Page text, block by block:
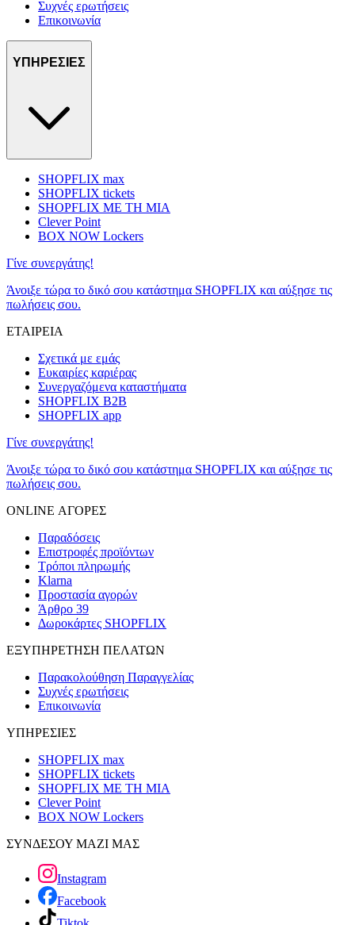
Συχνές ερωτήσεις
Επικοινωνία
ΥΠΗΡΕΣΙΕΣ
SHOPFLIX max
SHOPFLIX tickets
SHOPFLIX ΜΕ ΤΗ ΜΙΑ
Clever Point
BOX NOW Lockers
Γίνε συνεργάτης!
Άνοιξε τώρα το δικό σου κατάστημα SHOPFLIX και αύξησε τις
πωλήσεις σου.
ΕΤΑΙΡΕΙΑ
Σχετικά με εμάς
Ευκαιρίες καριέρας
Συνεργαζόμενα καταστήματα
SHOPFLIX B2B
SHOPFLIX app
Γίνε συνεργάτης!
Άνοιξε τώρα το δικό σου κατάστημα SHOPFLIX και αύξησε τις
πωλήσεις σου.
ONLINE ΑΓΟΡΕΣ
Παραδόσεις
Επιστροφές προϊόντων
Τρόποι πληρωμής
Klarna
Προστασία αγορών
Άρθρο 39
Δωροκάρτες SHOPFLIX
ΕΞΥΠΗΡΕΤΗΣΗ ΠΕΛΑΤΩΝ
Παρακολούθηση Παραγγελίας
Συχνές ερωτήσεις
Επικοινωνία
ΥΠΗΡΕΣΙΕΣ
SHOPFLIX max
SHOPFLIX tickets
SHOPFLIX ΜΕ ΤΗ ΜΙΑ
Clever Point
BOX NOW Lockers
ΣΥΝΔΕΣΟΥ ΜΑΖΙ ΜΑΣ
Instagram
Facebook